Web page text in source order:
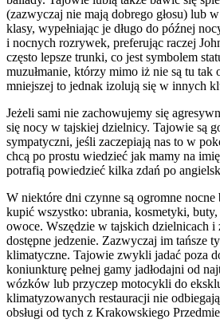
(zazwyczaj nie mają dobrego głosu) lub
klasy, wypełniając je długo do późnej
i nocnych rozrywek, preferując raczej
często lepsze trunki, co jest symbolem
muzułmanie, którzy mimo iż nie są tu
mniejszej to jednak izolują się w innych
Jeżeli sami nie zachowujemy się
się nocy w tajskiej dzielnicy. Tajowie są
sympatyczni, jeśli zaczepiają nas to w
chcą po prostu wiedzieć jak mamy na
potrafią powiedzieć kilka zdań po
W niektóre dni czynne są ogromne nocne
kupić wszystko: ubrania, kosmetyki,
owoce. Wszędzie w tajskich dzielnicach i
dostępne jedzenie. Zazwyczaj im tańsze
klimatyczne. Tajowie zwykli jadać poza
koniunkturę pełnej gamy jadłodajni od
wózków lub przyczep motocykli do
klimatyzowanych restauracji nie
obsługi od tych z Krakowskiego